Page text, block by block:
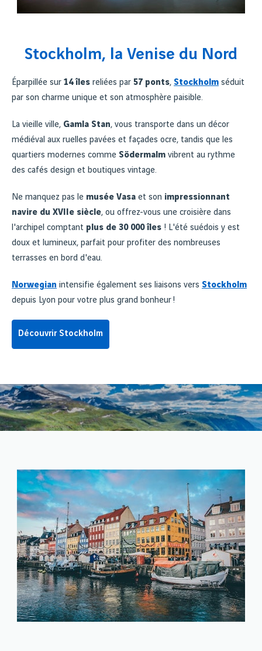
Stockholm, la Venise du Nord
Éparpillée sur 14 îles reliées par 57 ponts, Stockholm séduit
par son charme unique et son atmosphère paisible.
La vieille ville, Gamla Stan, vous transporte dans un décor
médiéval aux ruelles pavées et façades ocre, tandis que les
quartiers modernes comme Södermalm vibrent au rythme
des cafés design et boutiques vintage.
Ne manquez pas le musée Vasa et son impressionnant
navire du XVIIe siècle, ou offrez-vous une croisière dans
l'archipel comptant plus de 30 000 îles ! L'été suédois y est
doux et lumineux, parfait pour profiter des nombreuses
terrasses en bord d'eau.
Norwegian intensifie également ses liaisons vers Stockholm
depuis Lyon pour votre plus grand bonheur !
Découvrir Stockholm